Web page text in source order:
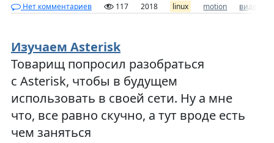
Нет комментариев 117 2018 linux motion
Изучаем Asterisk
Товарищ попросил разобраться
с Asterisk, чтобы в будущем
использовать в своей сети. Ну а мне
что, все равно скучно, а тут вроде есть
чем заняться